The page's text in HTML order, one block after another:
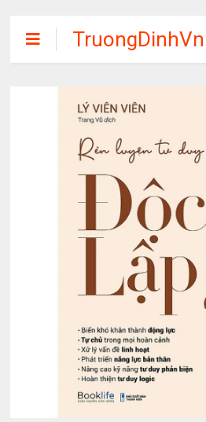
TruongDinhVn
Chia sẽ ebook,
phần mềm học
tập miễn phí